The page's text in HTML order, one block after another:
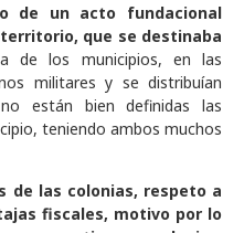
de un acto fundacional
que se destinaba
de los municipios, en las
militares y se distribuían
están bien definidas las
teniendo ambos muchos
de las colonias, respeto a
fiscales, motivo por lo